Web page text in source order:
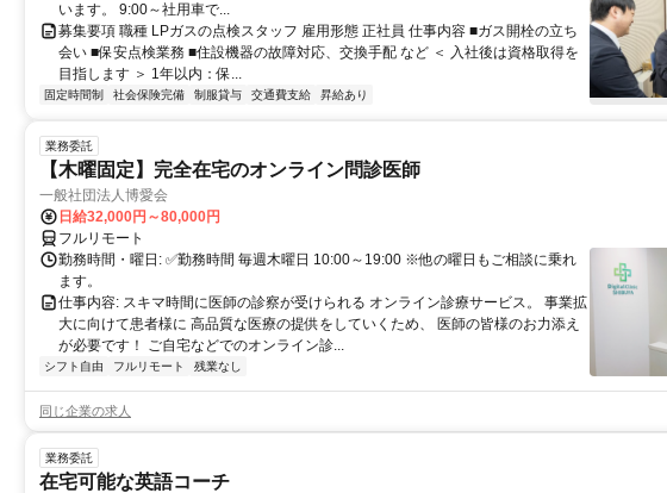
います。 9:00～社用車で...
募集要項 職種 LPガスの点検スタッフ 雇用形態 正社員 仕事内容 ■ガス開栓の立ち
会い ■保安点検業務 ■住設機器の故障対応、交換手配 など ＜ 入社後は資格取得を
目指します ＞ 1年以内：保...
固定時間制 社会保険完備 制服貸与 交通費支給 昇給あり
業務委託
【木曜固定】完全在宅のオンライン問診医師
一般社団法人博愛会
日給32,000円～80,000円
フルリモート
勤務時間・曜日: ✅勤務時間 毎週木曜日 10:00～19:00 ※他の曜日もご相談に乗れ
ます。
仕事内容: スキマ時間に医師の診察が受けられる オンライン診療サービス。 事業拡
大に向けて患者様に 高品質な医療の提供をしていくため、 医師の皆様のお力添え
が必要です！ ご自宅などでのオンライン診...
シフト自由 フルリモート 残業なし
同じ企業の求人
業務委託
在宅可能な英語コーチ